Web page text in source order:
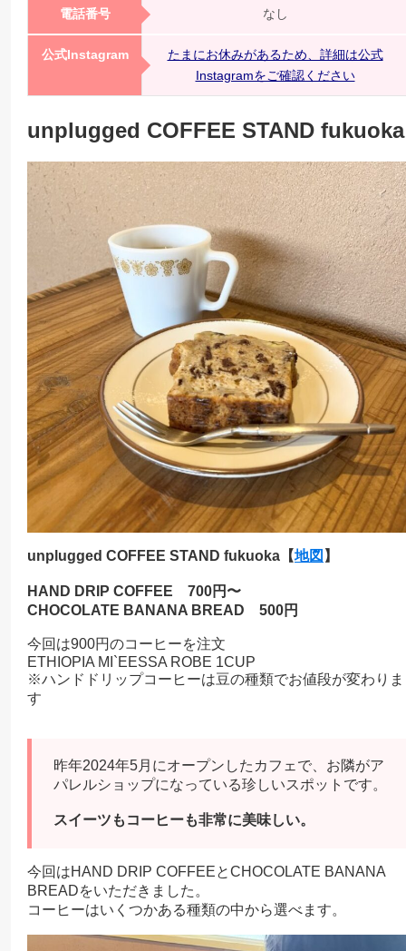
電話番号 なし
公式Instagram
たまにお休みがあるため、詳細は公式
Instagramをご確認ください
unplugged COFFEE STAND fukuoka
unplugged COFFEE STAND fukuoka 【地図 】
HAND DRIP COFFEE 700円〜
CHOCOLATE BANANA BREAD 500円
今回は900円のコーヒーを注文
ETHIOPIA MI`EESSA ROBE 1CUP
※ハンドドリップコーヒーは豆の種類でお値段が変わりま
す
昨年2024年5月にオープンしたカフェで、お隣がア
パレルショップになっている珍しいスポットです。
スイーツもコーヒーも非常に美味しい。
今回はHAND DRIP COFFEEとCHOCOLATE BANANA
BREADをいただきました。
コーヒーはいくつかある種類の中から選べます。